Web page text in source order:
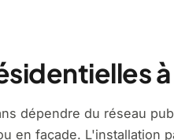
dépendre du réseau
en façade. L'installation